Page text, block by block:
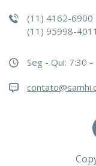
(11) 4162-6900
(11) 95998-4011
Seg - Qui: 7:30 -